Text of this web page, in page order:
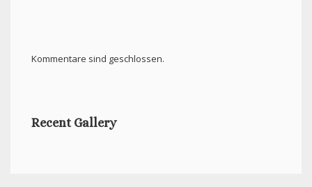
Kommentare sind geschlossen.
Recent Gallery